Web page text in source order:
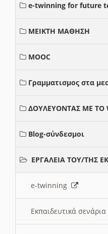
e-twinning for future
ΜΕΙΚΤΗ ΜΑΘΗΣΗ
MOOC
Γραμματισμος στα
ΔΟΥΛΕΥΟΝΤΑΣ ΜΕ ΤΟ
Blog-σύνδεσμοι
ΕΡΓΑΛΕΙΑ ΤΟΥ/ΤΗΣ
e-twinning
Εκπαιδευτικά